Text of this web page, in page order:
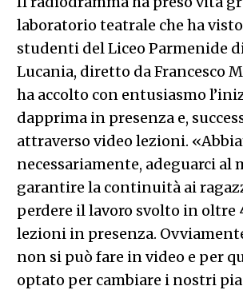
laboratorio teatrale che ha
studenti del Liceo Parmenide
Lucania, diretto da Francesco
ha accolto con entusiasmo
dapprima in presenza e,
attraverso video lezioni.
necessariamente, adeguarci al
garantire la continuità ai
perdere il lavoro svolto in oltre
lezioni in presenza.
non si può fare in video e per
optato per cambiare i nostri